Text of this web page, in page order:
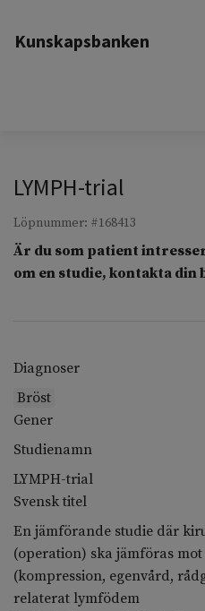
Kunskapsbanken
LYMPH-trial
Löpnummer: #168413
Är du som patient
om en studie, kontakta din
Diagnoser
Bröst
Gener
Studienamn
LYMPH-trial
Svensk titel
En jämförande studie där
(operation) ska jämföras
(kompression, egenvård,
relaterat lymfödem